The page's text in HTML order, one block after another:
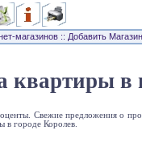
магазинов :: Добавить Магазин
квартиры в
Свежие предложения о
в городе Королев.